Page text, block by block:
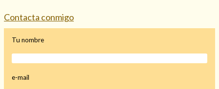
Infidelidad (104)
Oraciones(3)
Rituales(72)
Tarot online(372)
Mi rincón
Contacta conmigo
Tu nombre
e-mail